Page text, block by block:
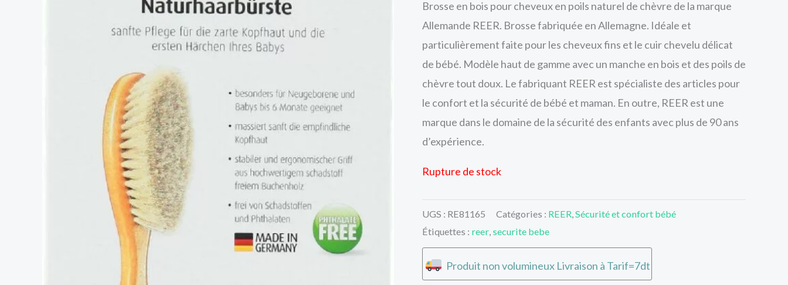
Brosse en bois pour cheveux en poils naturel de chèvre de la marque
Allemande REER. Brosse fabriquée en Allemagne. Idéale et
particulièrement faite pour les cheveux fins et le cuir chevelu délicat
de bébé. Modèle haut de gamme avec un manche en bois et des poils de
chèvre tout doux. Le fabriquant REER est spécialiste des articles pour
le confort et la sécurité de bébé et maman. En outre, REER est une
marque dans le domaine de la sécurité des enfants avec plus de 90 ans
d’expérience.
Rupture de stock
UGS : RE81165 Catégories : REER Sécurité et confort bébé
Étiquettes : reer securite bebe
Produit non volumineux Livraison à Tarif=7dt